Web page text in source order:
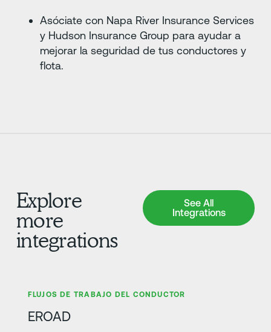
Asóciate con Napa River Insurance Services
y Hudson Insurance Group para ayudar a
mejorar la seguridad de tus conductores y
flota.
Explore
more
integrations
See All
Integrations
See All Integrations
FLUJOS DE TRABAJO DEL CONDUCTOR
EROAD